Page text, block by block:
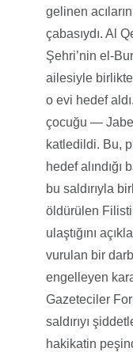
gelinen
çabasıydı. Al
Şehri’nin el-
ailesiyle
o evi hedef
çocuğu —
katledildi. Bu,
hedef
bu saldırıyla
öldürülen
ulaştığını
vurulan bir
engelleyen
Gazeteciler
saldırıyı
hakikatin